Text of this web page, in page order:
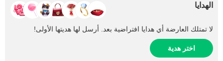
الهدايا
لا تمتلك العارضة أي هدايا افتراضية بعد. أرسل لها هديتها الأولى!
اختر هدية